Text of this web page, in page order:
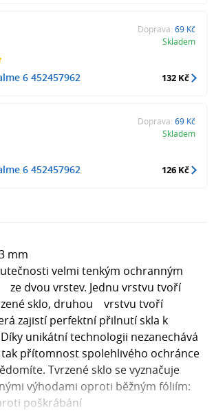
6 452457962
Doprava: 69 Kč
Skladem
132 Kč
6 452457962
Doprava: 69 Kč
Skladem
126 Kč
mm
velmi tenkým ochranným
ze dvou vrstev. Jednu vrstvu tvoří
sklo, druhou vrstvu tvoří
zajistí perfektní přilnutí skla k
unikátní technologii nezanechává
přítomnost spolehlivého ochránce
Tvrzené sklo se vyznačuje
výhodami oproti běžným fóliím:
poškrábání